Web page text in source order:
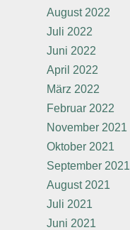
August 2022
Juli 2022
Juni 2022
April 2022
März 2022
Februar 2022
November 2021
Oktober 2021
September 2021
August 2021
Juli 2021
Juni 2021